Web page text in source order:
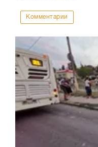
Комментарии